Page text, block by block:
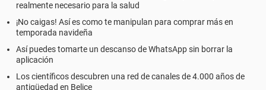
realmente necesario para la salud
¡No caigas! Así es como te manipulan para comprar más en
temporada navideña
Así puedes tomarte un descanso de WhatsApp sin borrar la
aplicación
Los científicos descubren una red de canales de 4.000 años de
antigüedad en Belice